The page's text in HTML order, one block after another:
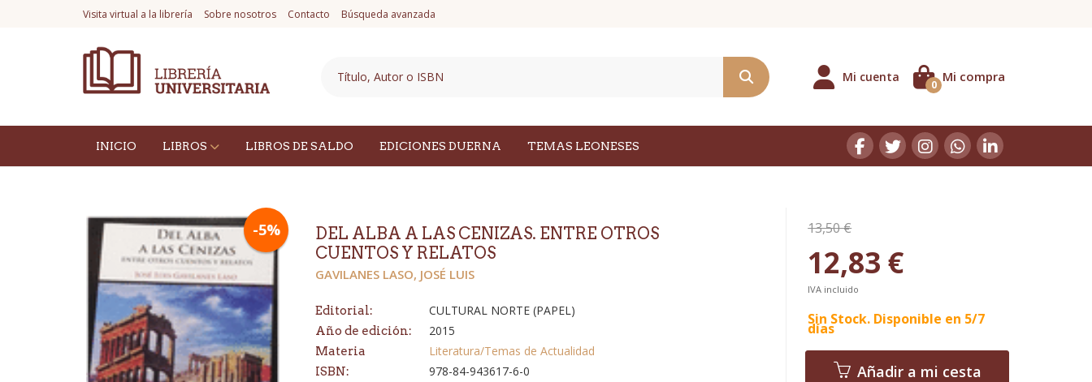
Visita virtual a la librería Sobre nosotros Contacto Búsqueda avanzada
Mi cuenta Mi compra
0
INICIO LIBROS LIBROS DE SALDO EDICIONES DUERNA TEMAS LEONESES
-5%
DEL ALBA A LAS CENIZAS. ENTRE OTROS
CUENTOS Y RELATOS
GAVILANES LASO, JOSÉ LUIS
Editorial: CULTURAL NORTE (PAPEL)
Año de edición: 2015
Materia Literatura/Temas de Actualidad
ISBN: 978-84-943617-6-0
13,50 €
12,83 €
IVA incluido
Sin Stock. Disponible en 5/7
días
Añadir a mi cesta